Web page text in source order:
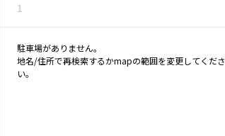
1
駐車場がありません。
地名/住所で再検索するかmapの範囲を変更してくださ
い。